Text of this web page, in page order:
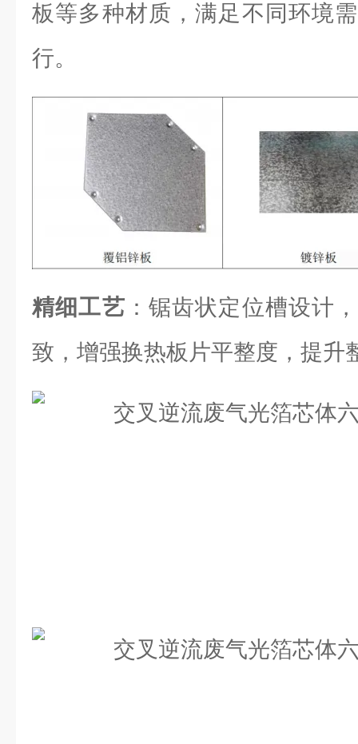
板等多种材质，满足不同环境
行。
精细工艺 ：锯齿状定位槽设计
致，增强换热板片平整度，提升